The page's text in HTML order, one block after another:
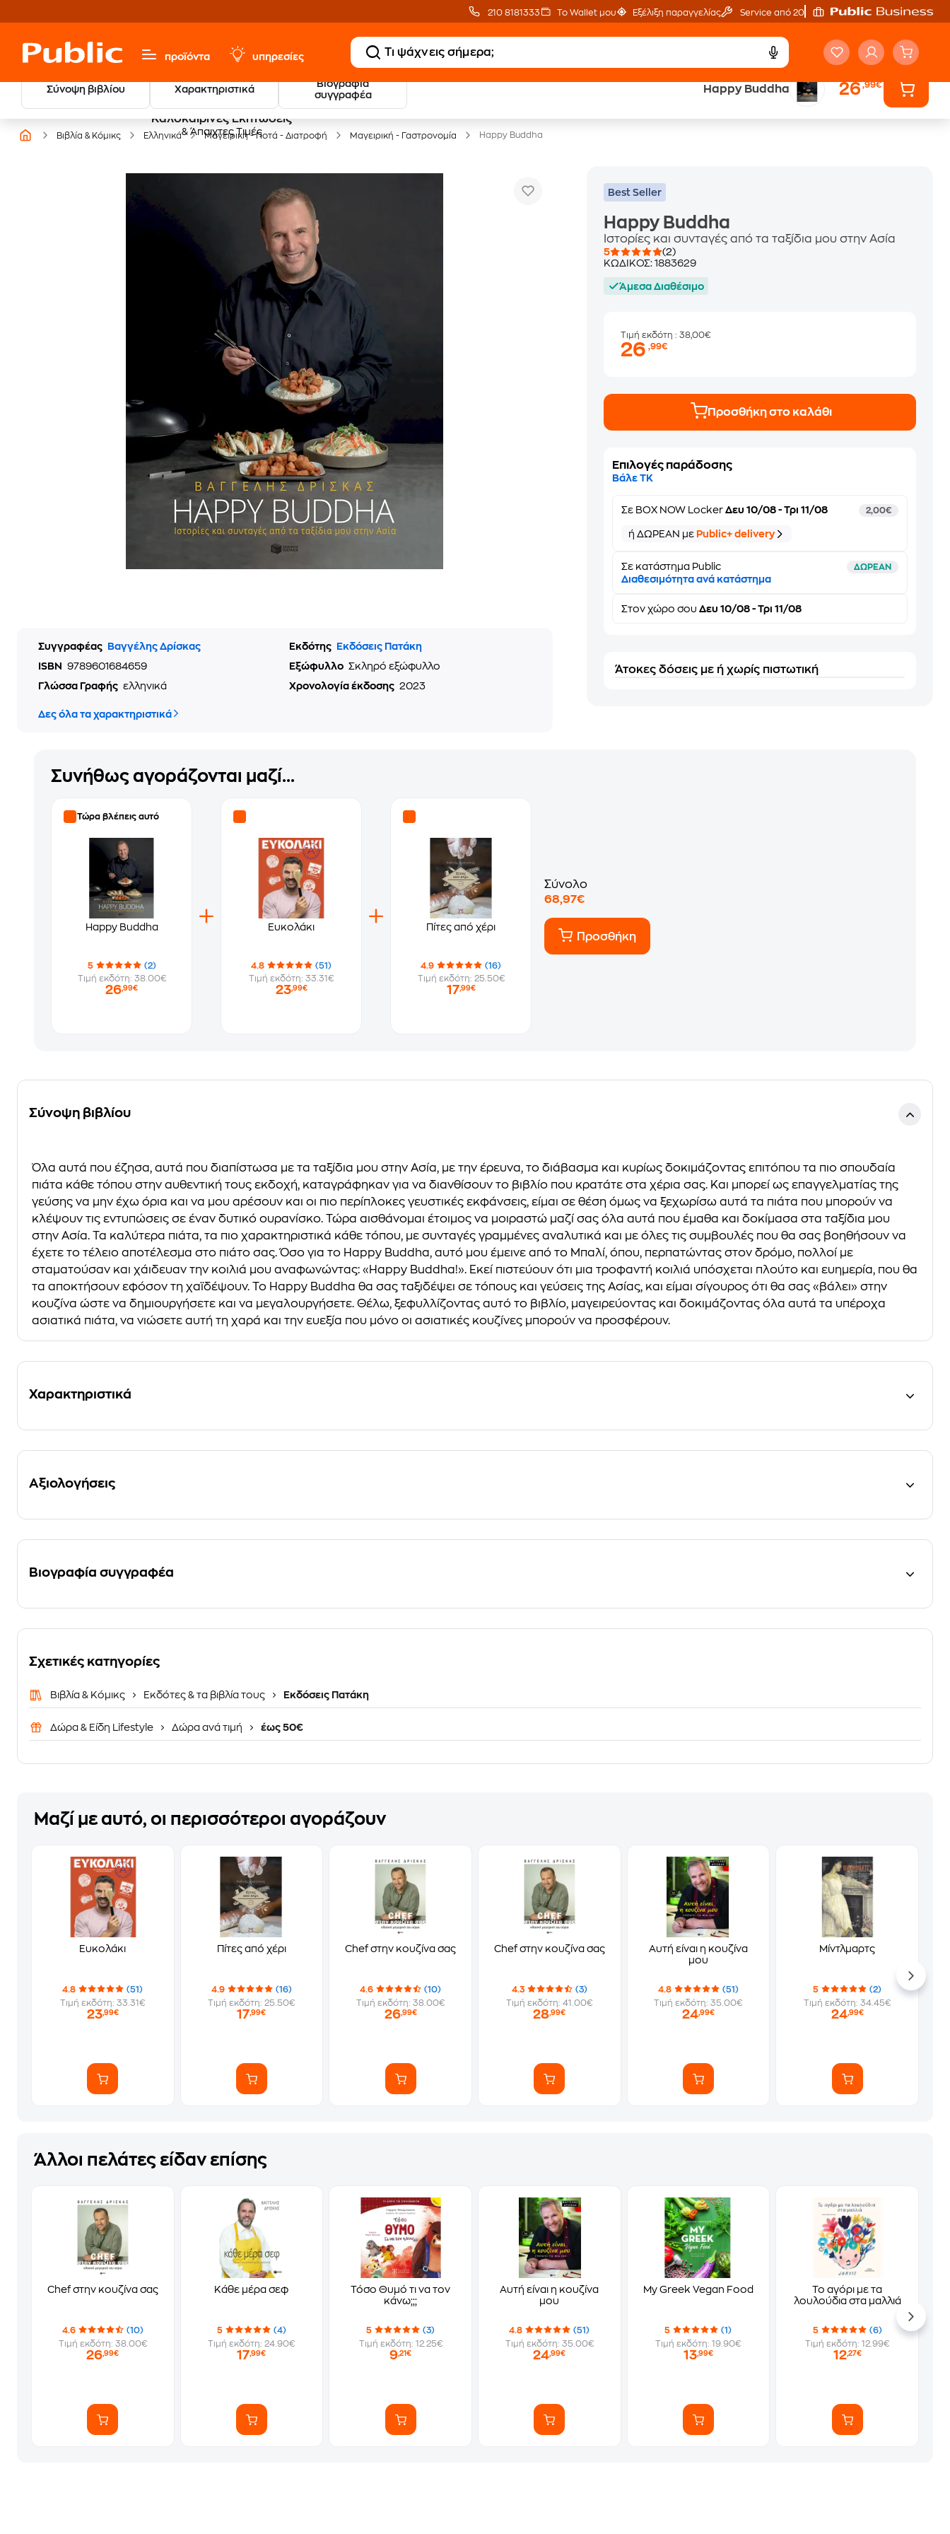
210 8181333 Το Wallet μου Εξέλιξη παραγγελίας Service από 20'
προϊόντα υπηρεσίες
Σύνοψη βιβλίου Χαρακτηριστικά
Βιογραφία
συγγραφέα
Happy Buddha 26,99€
Καλοκαιρινές Εκπτώσεις
& Άπαιχτες Τιμές
20 € Public επιστροφή
με Snappi
Έλα στον κόσμο
Βιβλία & Κόμικς Ελληνικά Μαγειρική - Ποτά - Διατροφή Μαγειρική - Γαστρονομία Happy Buddha
Συγγραφέας Βαγγέλης Δρίσκας Εκδότης
Εκδόσεις Πατάκη
ISBN
9789601684659 Εξώφυλλο Σκληρό εξώφυλλο
Γλώσσα Γραφής ελληνικά Χρονολογία έκδοσης 2023
Δες όλα τα χαρακτηριστικά
Best Seller
Happy Buddha
Ιστορίες και συνταγές από τα ταξίδια μου στην Ασία
5
(2)
ΚΩΔΙΚΟΣ:1883629
Άμεσα Διαθέσιμο
Τιμή εκδότη: 38,00€
26,99€
Προσθήκη στο καλάθι
Επιλογές παράδοσης
Βάλε ΤΚ
Σε BOX NOW Locker Δευ 10/08 - Τρι 11/08 2,00€
ή ΔΩΡΕΑΝ με Public+ delivery
Σε κατάστημα Public ΔΩΡΕΑΝ
Διαθεσιμότητα ανά κατάστημα
Στονχώρο σου Δευ 10/08 - Τρι 11/08
Άτοκες δόσεις με ή χωρίς πιστωτική
Συνήθως αγοράζονται μαζί...
Τώρα βλέπεις αυτό
Happy Buddha
5
(2)
Τιμή εκδότη: 38.00€
26,99€
Ευκολάκι
4.8
(51)
Τιμή εκδότη: 33.31€
23,99€
Πίτες από χέρι
4.9
(16)
Τιμή εκδότη: 25.50€
17,99€
Σύνολο
68,97€
Προσθήκη
Σύνοψη βιβλίου
Όλα αυτά που έζησα, αυτά που διαπίστωσα µε τα ταξίδια µου στην Ασία, µε την έρευνα, το διάβασµα και κυρίως δοκιµάζοντας επιτόπου τα πιο σπουδαία
πιάτα κάθε τόπου στην αυθεντική τους εκδοχή, καταγράφηκαν για να διανθίσουν το βιβλίο που κρατάτε στα χέρια σας. Και µπορεί ως επαγγελµατίας της
γεύσης να µην έχω όρια και να µου αρέσουν και οι πιο περίπλοκες γευστικές εκφάνσεις, είµαι σε θέση όµως να ξεχωρίσω αυτά τα πιάτα που μπορούν να
κλέψουν τις εντυπώσεις σε έναν δυτικό ουρανίσκο. Τώρα αισθάνοµαι έτοιµος να µοιραστώ µαζί σας όλα αυτά που έµαθα και δοκίµασα στα ταξίδια µου
στην Ασία. Τα καλύτερα πιάτα, τα πιο χαρακτηριστικά κάθε τόπου, µε συνταγές γραµµένες αναλυτικά και µε όλες τις συµβουλές που θα σας βοηθήσουν να
έχετε το τέλειο αποτέλεσµα στο πιάτο σας. Όσο για το Happy Buddha, αυτό µου έµεινε από το Μπαλί, όπου, περπατώντας στον δρόµο, πολλοί µε
σταµατούσαν και χάιδευαν την κοιλιά µου αναφωνώντας: «Happy Buddha!». Εκεί πιστεύουν ότι µια τροφαντή κοιλιά υπόσχεται πλούτο και ευηµερία, που θα
τα αποκτήσουν εφόσον τη χαϊδέψουν. Το Happy Buddha θα σας ταξιδέψει σε τόπους και γεύσεις της Ασίας, και είµαι σίγουρος ότι θα σας «βάλει» στην
κουζίνα ώστε να δηµιουργήσετε και να µεγαλουργήσετε. Θέλω, ξεφυλλίζοντας αυτό το βιβλίο, µαγειρεύοντας και δοκιµάζοντας όλα αυτά τα υπέροχα
ασιατικά πιάτα, να νιώσετε αυτή τη χαρά και την ευεξία που µόνο οι ασιατικές κουζίνες µπορούν να προσφέρουν.
Χαρακτηριστικά
Αξιολογήσεις
Βιογραφία συγγραφέα
Σχετικές κατηγορίες
Βιβλία & Κόμικς Εκδότες & τα βιβλία τους Εκδόσεις Πατάκη
Δώρα & Είδη Lifestyle Δώρα ανά τιμή έως 50€
Μαζί με αυτό, οι περισσότεροι αγοράζουν
Ευκολάκι
4.8
(51)
Τιμή εκδότη: 33.31€
23,99€
Πίτες από χέρι
4.9
(16)
Τιμή εκδότη: 25.50€
17,99€
Chef στην κουζίνα σας
4.6
(10)
Τιμή εκδότη: 38.00€
26,99€
Chef στην κουζίνα σας
4.3
(3)
Τιμή εκδότη: 41.00€
28,99€
Αυτή είναι η κουζίνα
μου
4.8
(51)
Τιμή εκδότη: 35.00€
24,99€
Μίντλμαρτς
5
(2)
Τιμή εκδότη: 34.45€
24,99€
Άλλοι πελάτες είδαν επίσης
Chef στην κουζίνα σας
4.6
(10)
Τιμή εκδότη: 38.00€
26,99€
Κάθε μέρα σεφ
5
(4)
Τιμή εκδότη: 24.90€
17,99€
Τόσο Θυμό τι να τον
κάνω;;;
5
(3)
Τιμή εκδότη: 12.25€
9,21€
Αυτή είναι η κουζίνα
μου
4.8
(51)
Τιμή εκδότη: 35.00€
24,99€
My Greek Vegan Food
5
(1)
Τιμή εκδότη: 19.90€
13,99€
Το αγόρι με τα
λουλούδια στα μαλλιά
5
(6)
Τιμή εκδότη: 12.99€
12,27€